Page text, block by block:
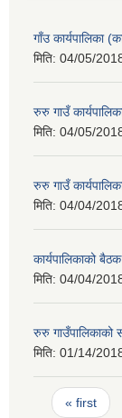
गाँउ कार्यपालिका
मिति: 04/05/
रुरु गाउँ
मिति: 04/05/
रुरु गाउँ
मिति: 04/04/
कार्यपालिकाको
मिति: 04/04/
रुरु गाउँपालिकाको
मिति: 01/14/
Pages
« first